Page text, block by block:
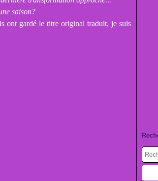
saison?
ont gardé le titre original traduit, je suis